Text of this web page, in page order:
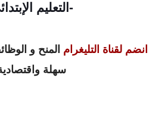
-التعليم
انضم لقناة التليغرام المنح و
سهلة